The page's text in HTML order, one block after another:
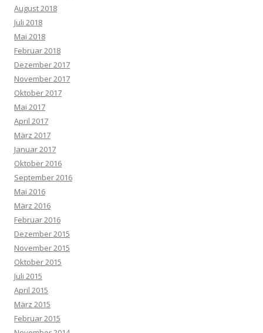
August 2018
Juli 2018
Mai 2018
Februar 2018
Dezember 2017
November 2017
Oktober 2017
Mai 2017
April 2017
März 2017
Januar 2017
Oktober 2016
September 2016
Mai 2016
März 2016
Februar 2016
Dezember 2015
November 2015
Oktober 2015
Juli 2015
April 2015
März 2015
Februar 2015